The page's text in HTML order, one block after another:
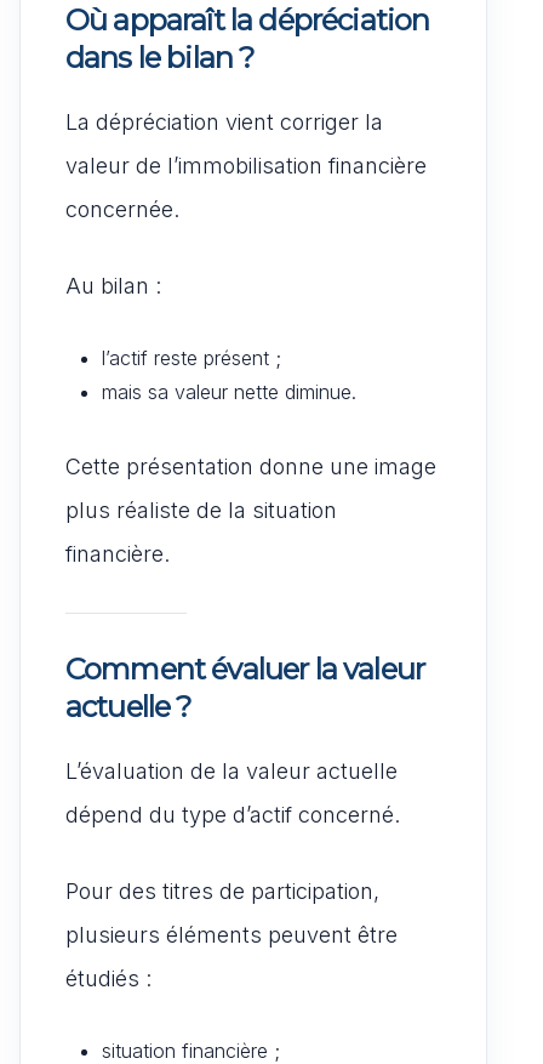
Où apparaît la dépréciation
dans le bilan ?
La dépréciation vient corriger la
valeur de l’immobilisation financière
concernée.
Au bilan :
l’actif reste présent ;
mais sa valeur nette diminue.
Cette présentation donne une image
plus réaliste de la situation
financière.
Comment évaluer la valeur
actuelle ?
L’évaluation de la valeur actuelle
dépend du type d’actif concerné.
Pour des titres de participation,
plusieurs éléments peuvent être
étudiés :
situation financière ;